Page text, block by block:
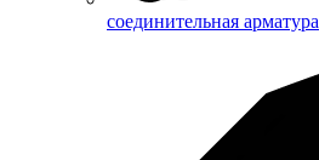
соединительная арматура